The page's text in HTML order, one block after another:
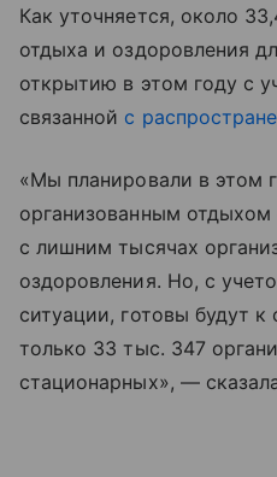
Как уточняется, около
отдыха и оздоровления
открытию в этом году с
связанной с
«Мы планировали в этом
организованным
с лишним тысячах
оздоровления. Но, с
ситуации, готовы будут
только 33 тыс. 347
стационарных», —